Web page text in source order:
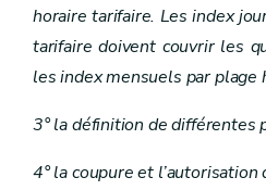
horaire tarifaire. Les index
tarifaire doivent couvrir les
les index mensuels par
3° la définition de différentes
4° la coupure et